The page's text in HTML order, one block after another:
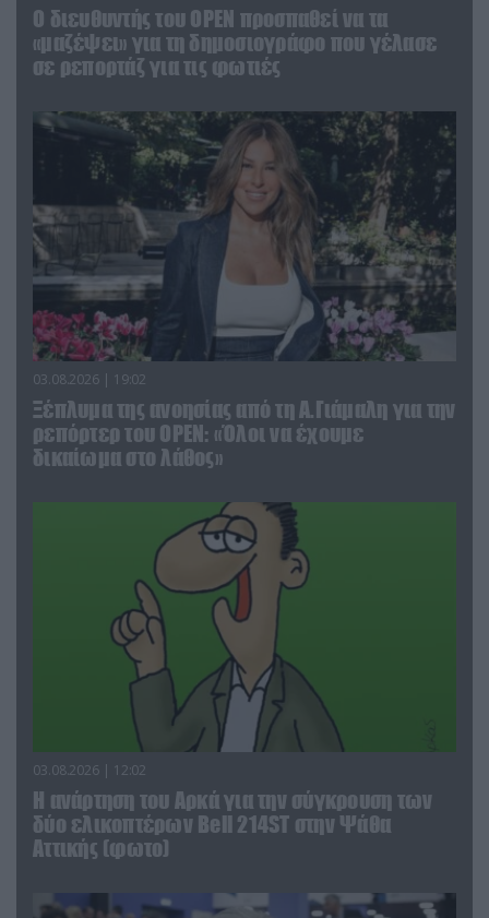
O διευθυντής του OPEN προσπαθεί να τα
«μαζέψει» για τη δημοσιογράφο που γέλασε
σε ρεπορτάζ για τις φωτιές
03.08.2026 | 19:02
Ξέπλυμα της ανοησίας από τη Α.Γιάμαλη για την
ρεπόρτερ του ΟΡΕΝ: «Όλοι να έχουμε
δικαίωμα στο λάθος»
03.08.2026 | 12:02
Η ανάρτηση του Αρκά για την σύγκρουση των
δύο ελικοπτέρων Bell 214ST στην Ψάθα
Αττικής (φωτο)